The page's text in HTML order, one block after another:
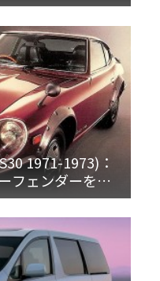
1971-1973)：
フェンダーを装